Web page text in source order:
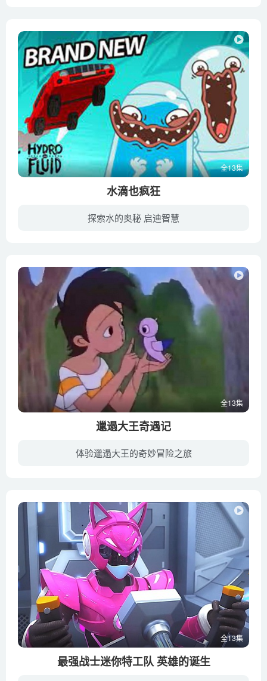
全13集
水滴也疯狂
探索水的奥秘 启迪智慧
全13集
邋遢大王奇遇记
体验邋遢大王的奇妙冒险之旅
全13集
最强战士迷你特工队 英雄的诞生